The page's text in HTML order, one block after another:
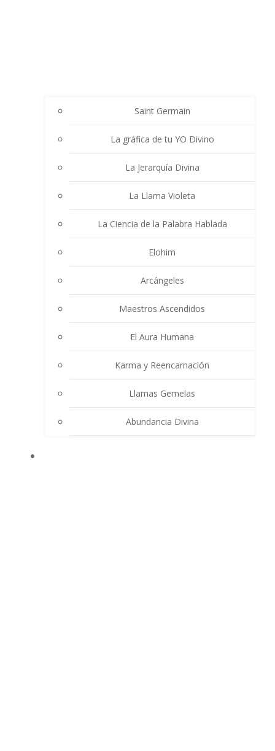
Saint Germain
La gráfica de tu YO Divino
La Jerarquía Divina
La Llama Violeta
La Ciencia de la Palabra Hablada
Elohim
Arcángeles
Maestros Ascendidos
El Aura Humana
Karma y Reencarnación
Llamas Gemelas
Abundancia Divina